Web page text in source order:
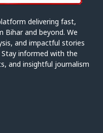
delivering fast,
Bihar and beyond. We
and impactful stories
informed with the
and insightful journalism